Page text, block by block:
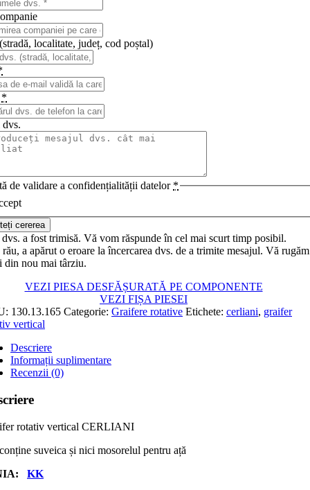
localitate, județ, cod poștal)
*
de validare a confidențialității datelor *
cererea
dvs. a fost trimisă. Vă vom răspunde în cel mai scurt timp posibil.
a apărut o eroare la încercarea dvs. de a trimite mesajul. Vă
din nou mai târziu.
VEZI PIESA DESFĂȘURATĂ PE COMPONENTE
VEZI FIȘA PIESEI
130.13.165 Categorie: Graifere rotative Etichete: cerliani, graifer
vertical
Descriere
Informații suplimentare
Recenzii (0)
rotativ vertical CERLIANI
suveica și nici mosorelul pentru ață
KK